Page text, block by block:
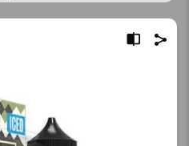
برای فعال شدن سبد خرید و